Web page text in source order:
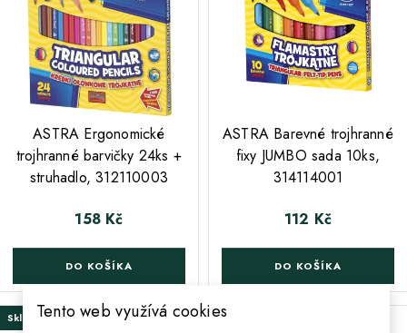
ASTRA Ergonomické
trojhranné barvičky 24ks +
struhadlo, 312110003
Cena
158 Kč
DO KOŠÍKA
ASTRA Barevné trojhranné
fixy JUMBO sada 10ks,
314114001
Cena
112 Kč
DO KOŠÍKA
Skladem Skladem
Tento web využívá cookies